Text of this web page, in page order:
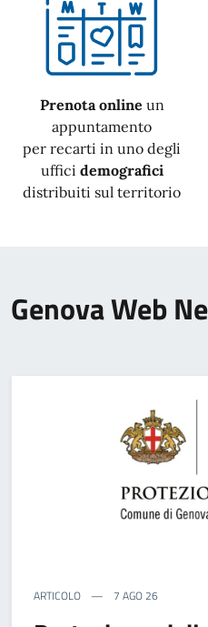
Prenota online un
appuntamento
per recarti in uno degli
uffici demografici
distribuiti sul territorio
Genova Web
ARTICOLO 7 AGO 26